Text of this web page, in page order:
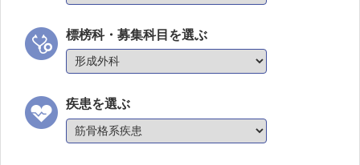
標榜科・募集科目を選ぶ
疾患を選ぶ